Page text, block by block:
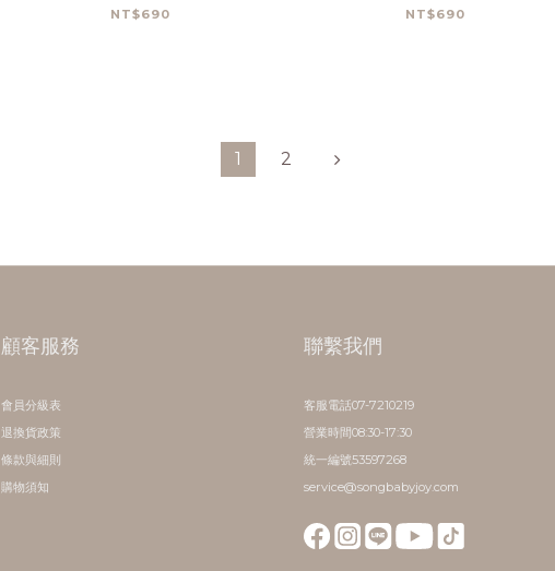
NT$690 NT$690
1 2
顧客服務
會員分級表
退換貨政策
條款與細則
購物須知
聯繫我們
客服電話07-7210219
營業時間08:30-17:30
統一編號53597268
service@songbabyjoy.com